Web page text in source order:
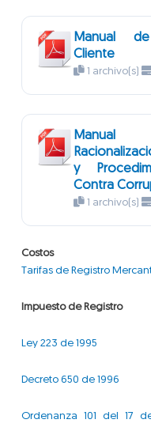
Manual
Cliente
1 archivo(s)
y
Contra
1 archivo(s)
Costos
Tarifas de Registro
Impuesto de Registro
Ley 223 de 1995
Decreto 650 de 1996
Ordenanza 101 del 17